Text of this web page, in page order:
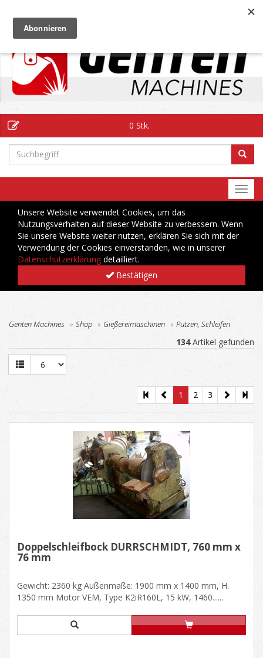
0 Stk.
Unsere Website verwendet Cookies, um das
Nutzungsverhalten auf dieser Website zu verbessern. Wenn
Sie unsere Website weiter nutzen, erklären Sie sich mit der
Verwendung der Cookies einverstanden, wie in unserer
Datenschutzerklärung detailliert.
Bestätigen
Genten Machines Shop Gießereimaschinen Putzen, Schleifen
134Artikel gefunden
1 2 3
Doppelschleifbock DÜRRSCHMIDT, 760 mm x
76 mm
Gewicht: 2360 kg Außenmaße: 1900 mm x 1400 mm, H.
1350 mm Motor VEM, Type K2iR160L, 15 kW, 1460......